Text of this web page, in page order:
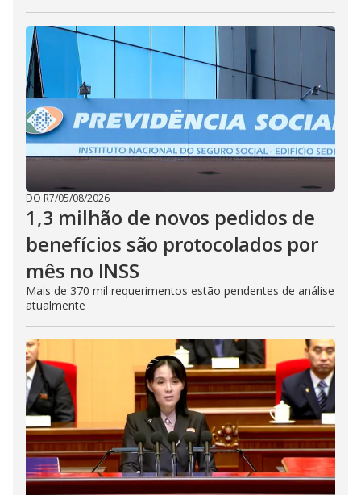
DO R7/05/08/2026
1,3 milhão de novos pedidos de
benefícios são protocolados por
mês no INSS
Mais de 370 mil requerimentos estão pendentes de análise
atualmente